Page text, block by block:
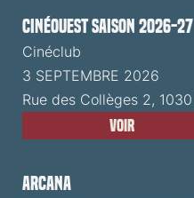
CinéOuest Saison 2026-27
Cinéclub
3 SEPTEMBRE 2026
Rue des Collèges 2,
Voir
ARCANA